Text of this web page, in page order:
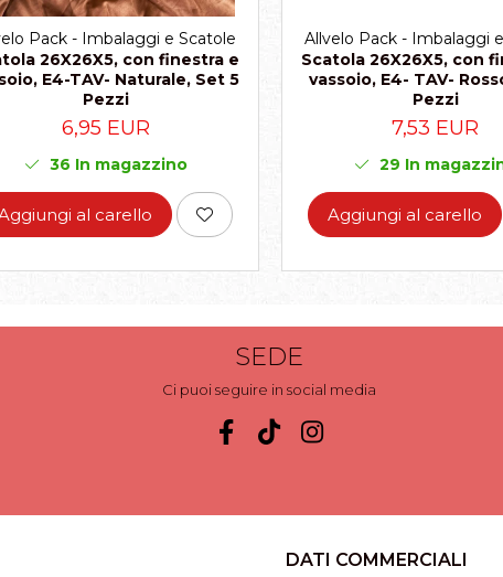
Pack - Imbalaggi e Scatole
26X26X5, con finestra e
E4-TAV- Naturale, Set 5
Pezzi
6,95 EUR
36 In magazzino
al carello
Allvelo Pack - Imbalaggi
Scatola 26X26X5, con
vassoio, E4- TAV-
Pezzi
7,53 EUR
29 In
Aggiungi al carello
SEDE
Ci puoi seguire in social media
DATI COMMERCIALI